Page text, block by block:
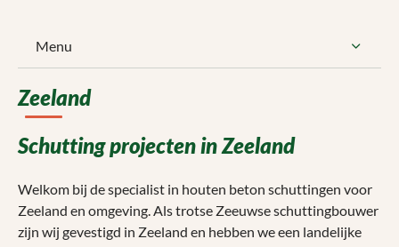
Menu
Zeeland
Schutting projecten in Zeeland
Welkom bij de specialist in houten beton schuttingen voor
Zeeland en omgeving. Als trotse Zeeuwse schuttingbouwer
zijn wij gevestigd in Zeeland en hebben we een landelijke